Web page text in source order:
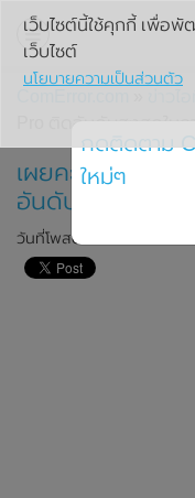
เผยคะแนนกล้อง
อันดับสูงสุดในกา
วันที่โพสต์: 1 เมษายน 2020
เว็บไซต์นี้ใช้คุกกี้ เพื่อพั
เว็บไซต์
นโยบายความเป็นส่วนตัว
กดติดตาม
ใหม่ๆ